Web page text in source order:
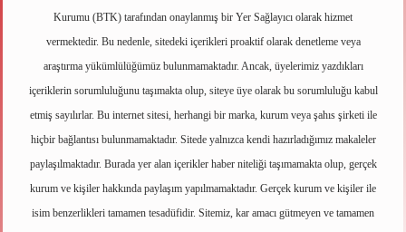
Kurumu (BTK) tarafından onaylanmış bir Yer Sağlayıcı olarak hizmet
vermektedir. Bu nedenle, sitedeki içerikleri proaktif olarak denetleme veya
araştırma yükümlülüğümüz bulunmamaktadır. Ancak, üyelerimiz yazdıkları
içeriklerin sorumluluğunu taşımakta olup, siteye üye olarak bu sorumluluğu kabul
etmiş sayılırlar. Bu internet sitesi, herhangi bir marka, kurum veya şahıs şirketi ile
hiçbir bağlantısı bulunmamaktadır. Sitede yalnızca kendi hazırladığımız makaleler
paylaşılmaktadır. Burada yer alan içerikler haber niteliği taşımamakta olup, gerçek
kurum ve kişiler hakkında paylaşım yapılmamaktadır. Gerçek kurum ve kişiler ile
isim benzerlikleri tamamen tesadüfidir. Sitemiz, kar amacı gütmeyen ve tamamen